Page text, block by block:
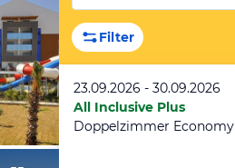
Filter
23.09.2026 - 30.09.2026
All Inclusive Plus
Doppelzimmer Economy